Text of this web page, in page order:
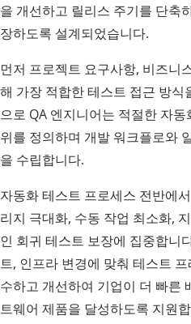
을 개선하고 릴리스 주기를 단축
장하도록 설계되었습니다.
먼저 프로젝트 요구사항, 비즈니
해 가장 적합한 테스트 접근 방
으로 QA 엔지니어는 적절한 자
위를 정의하며 개발 워크플로와
을 수립합니다.
자동화 테스트 프로세스 전반에
리지 극대화, 수동 작업 최소화,
인 회귀 테스트 보장에 집중합니
트, 인프라 변경에 맞춰 테스트
수하고 개선하여 기업이 더 빠른
트웨어 제품을 달성하도록 지원